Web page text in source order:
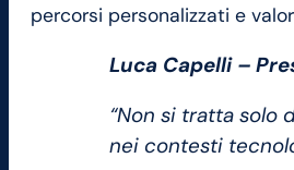
percorsi personalizzati e
Luca Capelli –
“Non si tratta solo
nei contesti